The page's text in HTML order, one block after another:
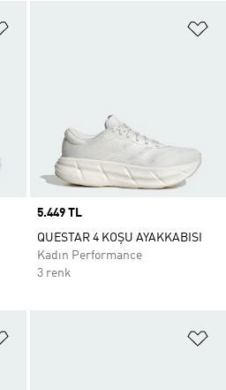
Price
5.449 TL
QUESTAR 4 KOŞU AYAKKABISI
Kadın Performance
3 renk